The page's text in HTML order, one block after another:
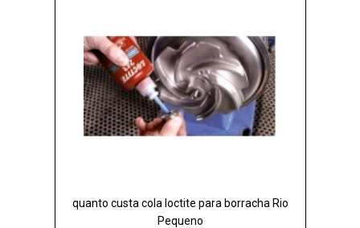
quanto custa cola loctite para borracha Rio
Pequeno